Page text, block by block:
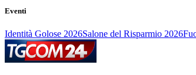
Eventi
Identità Golose 2026Salone del Risparmio 2026